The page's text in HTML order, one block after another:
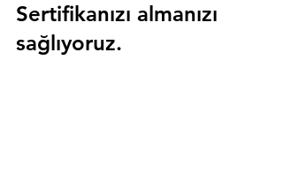
Sertifikanızı almanızı
sağlıyoruz.